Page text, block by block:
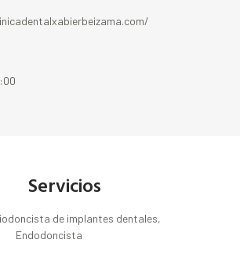
Servicios
de implantes dentales,
Endodoncista